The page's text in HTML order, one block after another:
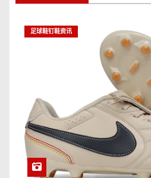
足球鞋钉鞋资讯